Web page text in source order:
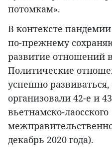
потомкам».
В контексте
по-прежнему
развитие отношений
Политические
успешно
организовали 42-е и
вьетнамско-лаосского
декабрь 2020 года).